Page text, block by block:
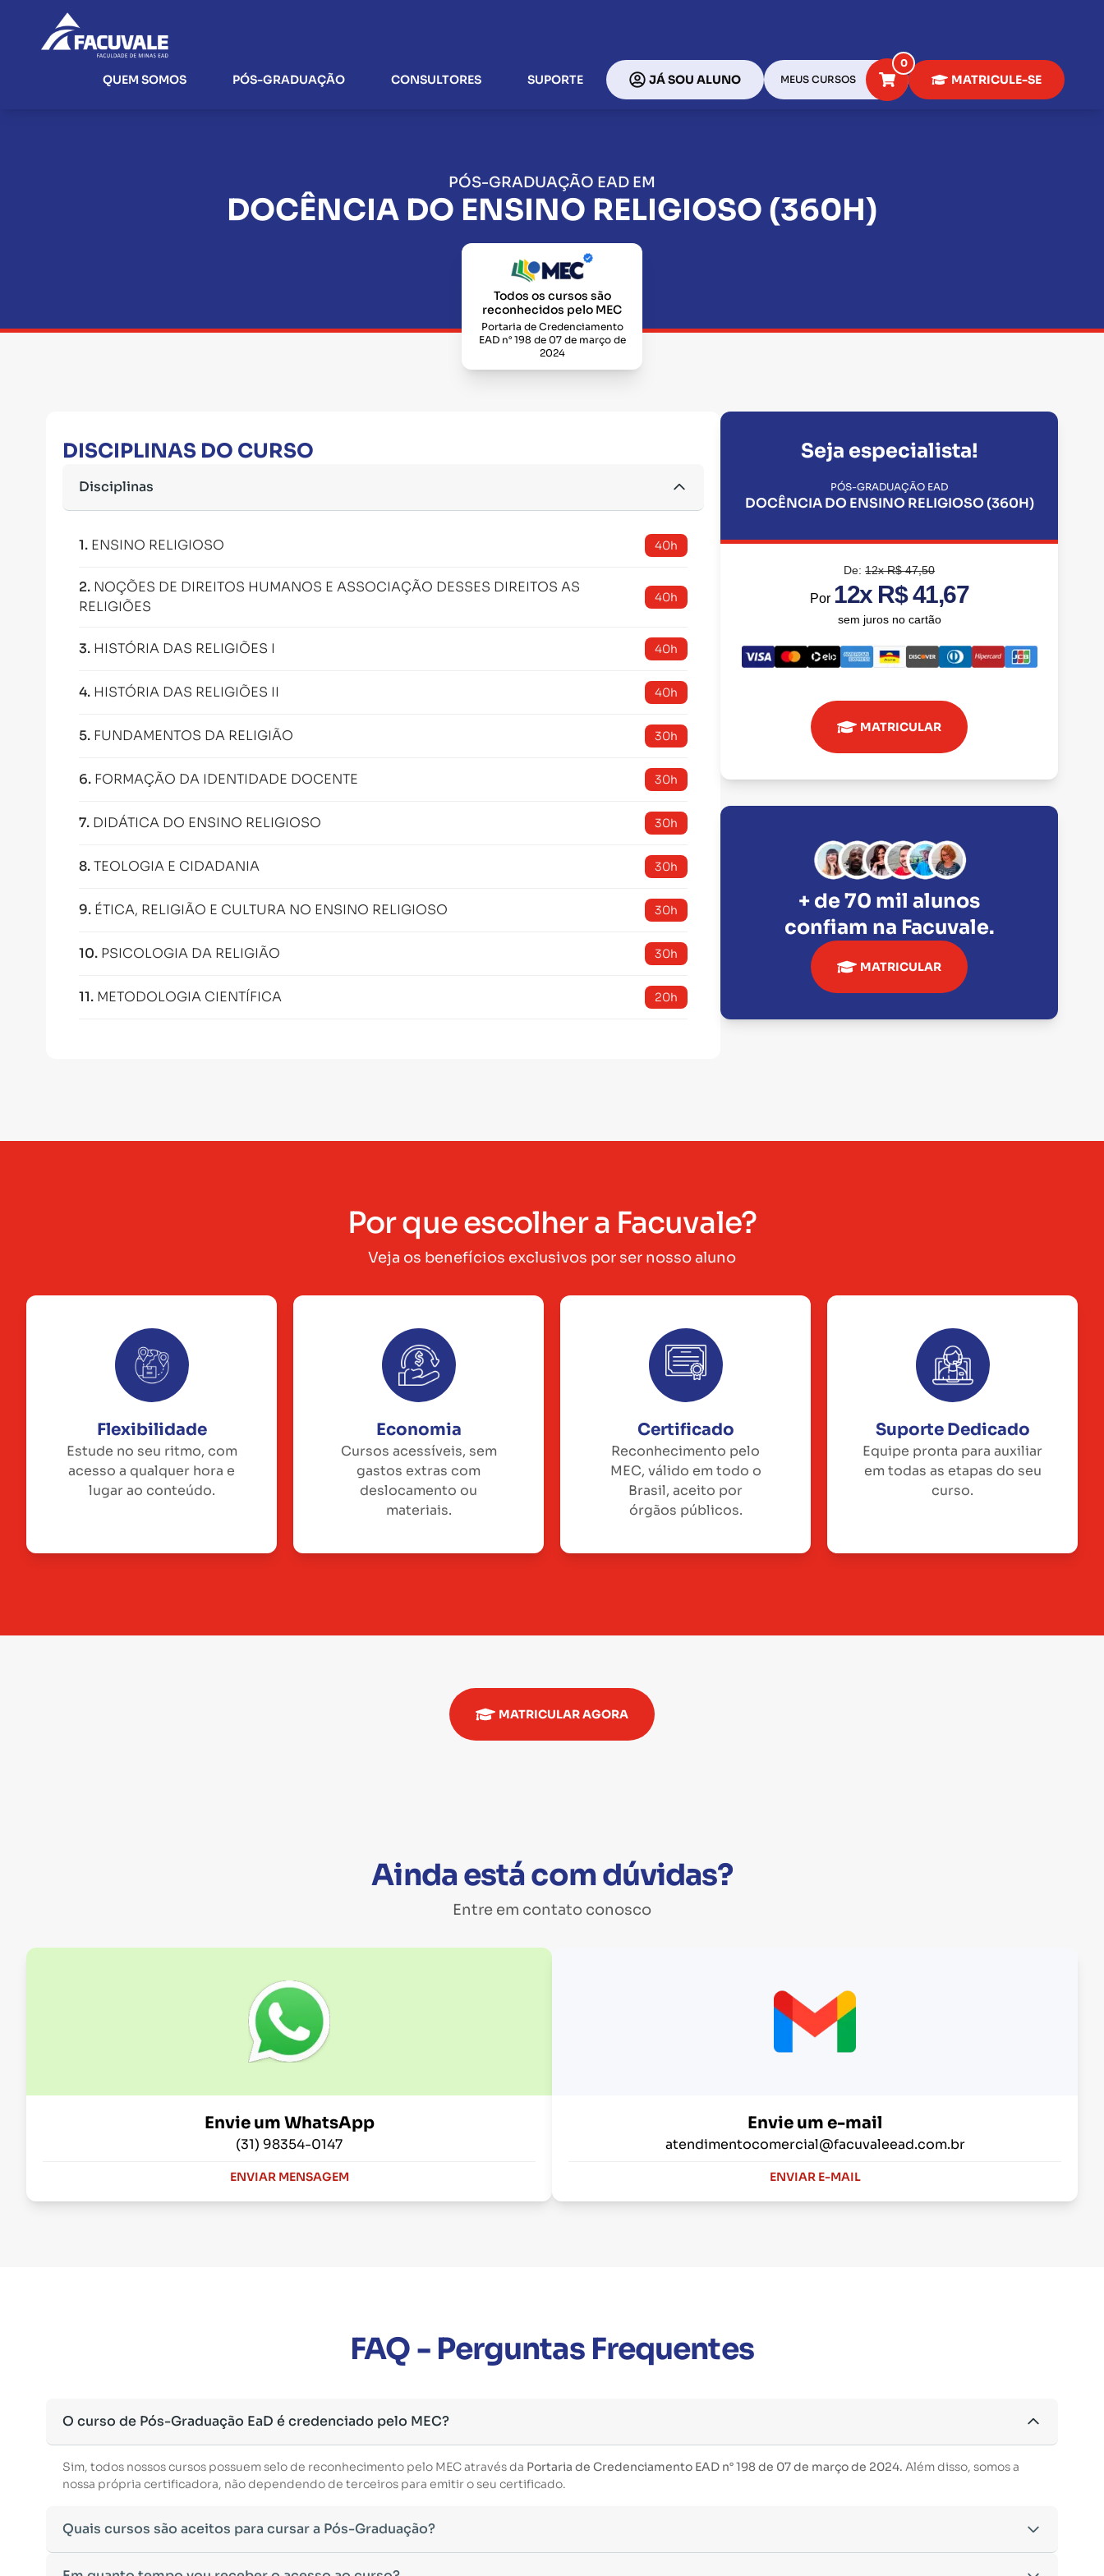
QUEM SOMOS PÓS-GRADUAÇÃO CONSULTORES SUPORTE JÁ SOU ALUNO MEUS CURSOS
0
MATRICULE-SE
PÓS-GRADUAÇÃO EAD EM
DOCÊNCIA DO ENSINO RELIGIOSO (360H)
Todos os cursos são
reconhecidos pelo MEC
Portaria de Credenciamento
EAD n° 198 de 07 de março de
2024
DISCIPLINAS DO CURSO
Disciplinas
1. ENSINO RELIGIOSO 40h
2. NOÇÕES DE DIREITOS HUMANOS E ASSOCIAÇÃO DESSES DIREITOS AS
RELIGIÕES
40h
3. HISTÓRIA DAS RELIGIÕES I 40h
4. HISTÓRIA DAS RELIGIÕES II 40h
5. FUNDAMENTOS DA RELIGIÃO 30h
6. FORMAÇÃO DA IDENTIDADE DOCENTE 30h
7. DIDÁTICA DO ENSINO RELIGIOSO 30h
8.TEOLOGIA E CIDADANIA 30h
9. ÉTICA, RELIGIÃO E CULTURA NO ENSINO RELIGIOSO 30h
10. PSICOLOGIA DA RELIGIÃO 30h
11. METODOLOGIA CIENTÍFICA 20h
Seja especialista!
PÓS-GRADUAÇÃO EAD
DOCÊNCIA DO ENSINO RELIGIOSO (360H)
De:12x R$ 47,50
Por 12x R$ 41,67
sem juros no cartão
MATRICULAR
+ de 70 mil alunos
confiam na Facuvale.
MATRICULAR
Por que escolher a Facuvale?
Veja os benefícios exclusivos por ser nosso aluno
Flexibilidade
Estude no seu ritmo, com
acesso a qualquer hora e
lugar ao conteúdo.
Economia
Cursos acessíveis, sem
gastos extras com
deslocamento ou
materiais.
Certificado
Reconhecimento pelo
MEC, válido em todo o
Brasil, aceito por
órgãos públicos.
Suporte Dedicado
Equipe pronta para auxiliar
em todas as etapas do seu
curso.
MATRICULAR AGORA
Ainda está com dúvidas?
Entre em contato conosco
Envie um WhatsApp
(31) 98354-0147
ENVIAR MENSAGEM
Envie um e-mail
atendimentocomercial@facuvaleead.com.br
ENVIAR E-MAIL
FAQ - Perguntas Frequentes
O curso de Pós-Graduação EaD é credenciado pelo MEC?
Sim, todos nossos cursos possuem selo de reconhecimento pelo MEC através da Portaria de Credenciamento EAD n° 198 de 07 de março de 2024. Além disso, somos a
nossa própria certificadora, não dependendo de terceiros para emitir o seu certificado.
Quais cursos são aceitos para cursar a Pós-Graduação?